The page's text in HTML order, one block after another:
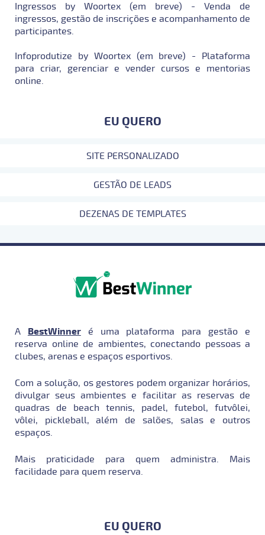
Ingressos by Woortex (em breve) - Venda de
ingressos, gestão de inscrições e acompanhamento de
participantes.
Infoprodutize by Woortex (em breve) - Plataforma
para criar, gerenciar e vender cursos e mentorias
online.
EU QUERO
SITE PERSONALIZADO
GESTÃO DE LEADS
DEZENAS DE TEMPLATES
A BestWinneré uma plataforma para gestão e
reserva online de ambientes, conectando pessoas a
clubes, arenas e espaços esportivos.
Com a solução, os gestores podem organizar horários,
divulgar seus ambientes e facilitar as reservas de
quadras de beach tennis, padel, futebol, futvôlei,
vôlei, pickleball, além de salões, salas e outros
espaços.
Mais praticidade para quem administra. Mais
facilidade para quem reserva.
EU QUERO